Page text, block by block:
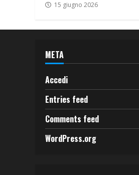
15 giugno 2026
META
Accedi
Entries feed
Comments feed
WordPress.org